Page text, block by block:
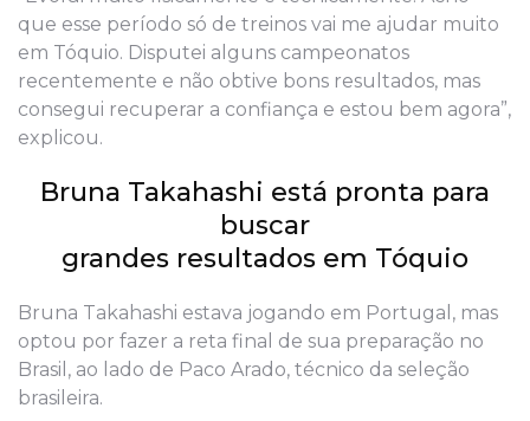
que esse período só de treinos vai me ajudar muito
em Tóquio. Disputei alguns campeonatos
recentemente e não obtive bons resultados, mas
consegui recuperar a confiança e estou bem agora”,
explicou.
Bruna Takahashi está pronta para
buscar
grandes resultados em Tóquio
Bruna Takahashi estava jogando em Portugal, mas
optou por fazer a reta final de sua preparação no
Brasil, ao lado de Paco Arado, técnico da seleção
brasileira.